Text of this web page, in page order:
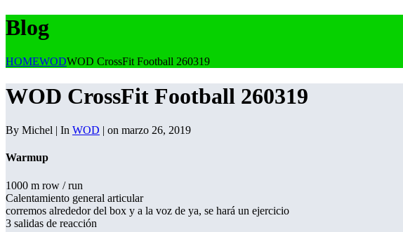
Blog
HOMEWODWOD CrossFit Football 260319
WOD CrossFit Football 260319
By Michel | In WOD | on marzo 26, 2019
Warmup
1000 m row / run
Calentamiento general articular
corremos alrededor del box y a la voz de ya, se hará un ejercicio
3 salidas de reacción